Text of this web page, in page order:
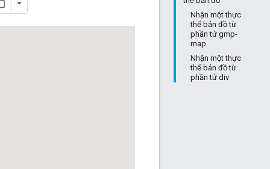
Nhận một thực
thể bản đồ từ
phần tử gmp-
map
Nhận một thực
thể bản đồ từ
phần tử div